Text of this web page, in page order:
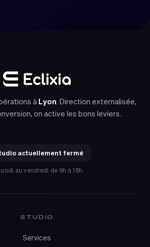
à Lyon. Direction externalisée,
on active les bons leviers.
actuellement fermé
au vendredi de 9h à 18h.
STUDIO
Services